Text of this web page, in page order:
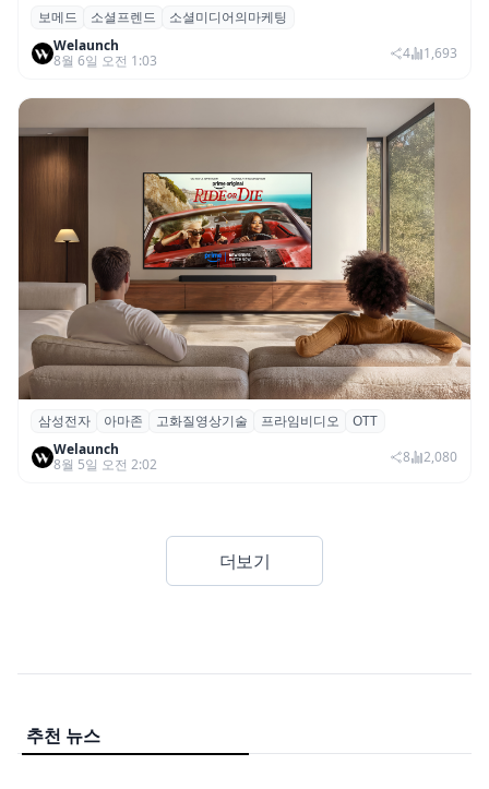
보메드 ‘소셜프렌드’, 유튜브·인스타 등 6개
SNS 마케팅 통합 지원
보메드 소셜프렌드
소셜미디어의마케팅
Welaunch
8월 6일 오전 1:03
4 1,693
삼성전자·아마존, 프라임 비디오에 ‘HDR10+
어드밴스드’ 적용
삼성전자 아마존 고화질영상기술 프라임비디오
OTT
Welaunch
8월 5일 오전 2:02
8 2,080
더보기
추천 뉴스